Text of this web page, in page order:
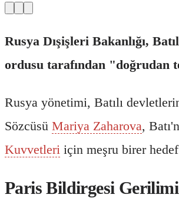
Rusya Dışişleri Bakanlığı,
ordusu tarafından "doğrudan
Rusya yönetimi, Batılı
Sözcüsü Mariya Zaharova,
Kuvvetleri için meşru birer
Paris Bildirgesi Gerilimi